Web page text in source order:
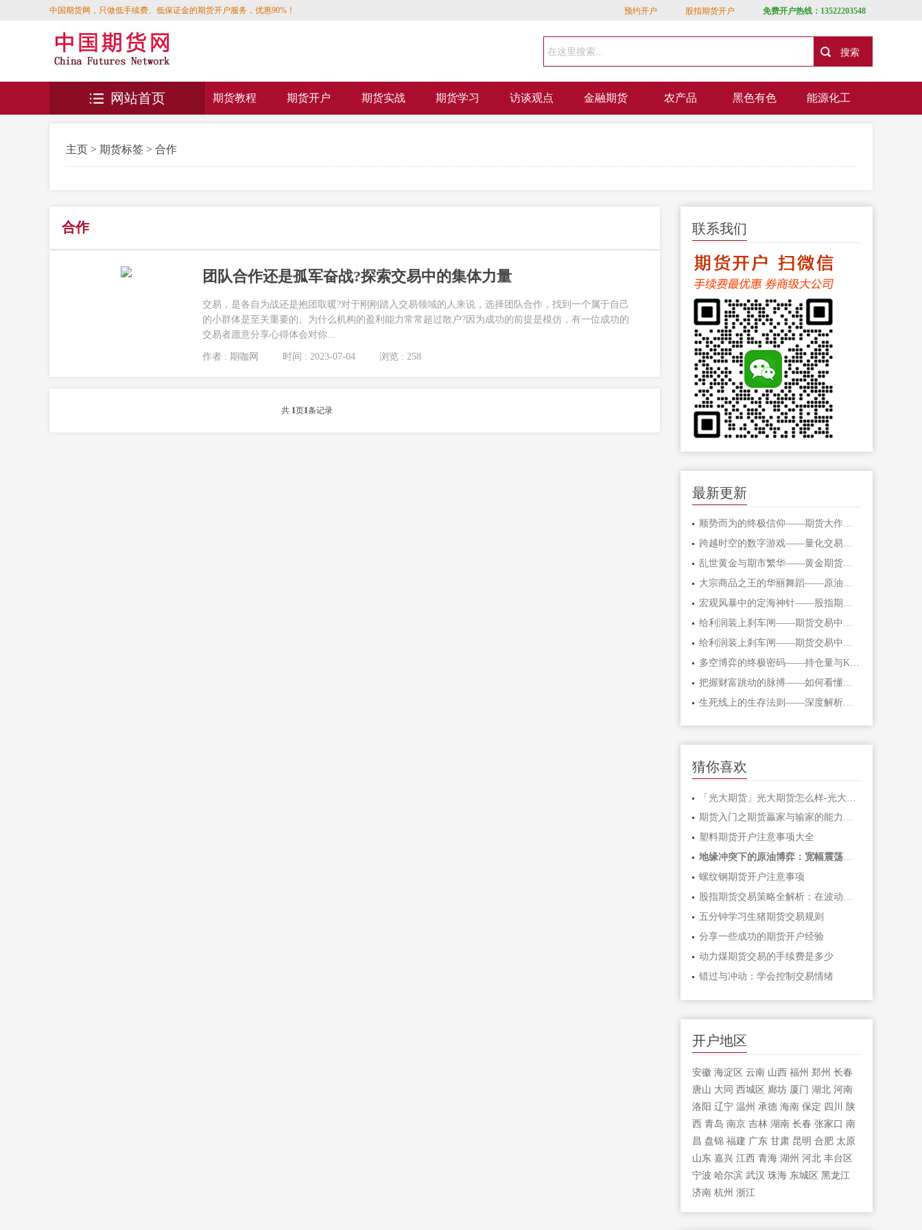
中国期货网，只做低手续费、低保证金的期货开户服务，优惠90%！ 预约开户 股指期货开户 免费开户热线：13522203548
期货教程 期货开户 期货实战 期货学习 访谈观点 金融期货 农产品 黑色有色 能源化工
网站首页
主页 > 期货标签 > 合作
合作
团队合作还是孤军奋战?探索交易中的集体力量
交易，是各自为战还是抱团取暖?对于刚刚踏入交易领域的人来说，选择团队合作，找到一个属于自己
的小群体是至关重要的。为什么机构的盈利能力常常超过散户?因为成功的前提是模仿，有一位成功的
交易者愿意分享心得体会对你...
作者 : 期咖网 时间 : 2023-07-04 浏览 : 258
共 1页1条记录
联系我们
最新更新
顺势而为的终极信仰——期货大作手的修
跨越时空的数字游戏——量化交易在期货
乱世黄金与期市繁华——黄金期货的避险
大宗商品之王的华丽舞蹈——原油期货的
宏观风暴中的定海神针——股指期货的对
给利润装上刹车闸——期货交易中不可逾
把握财富跳动的脉搏——如何看懂期货主
生死线上的生存法则——深度解析期货爆
猜你喜欢
期货入门之期货贏家与输家的能力对比「
塑料期货开户注意事项大全
地缘冲突下的原油博弈：宽幅震荡中如何
螺纹钢期货开户注意事项
股指期货交易策略全解析：在波动市场中
五分钟学习生猪期货交易规则
分享一些成功的期货开户经验
动力煤期货交易的手续费是多少
错过与冲动：学会控制交易情绪
开户地区
安徽 海淀区 云南 山西 福州 郑州 长春
唐山 大同 西城区 廊坊 厦门 湖北 河南
洛阳 辽宁 温州 承德 海南 保定 四川
陕
西 青岛 南京 吉林 湖南 长春 张家口 南
昌 盘锦 福建 广东 甘肃 昆明 合肥 太原
山东 嘉兴 江西 青海 湖州 河北 丰台区
宁波 哈尔滨 武汉 珠海 东城区 黑龙江
济南 杭州 浙江